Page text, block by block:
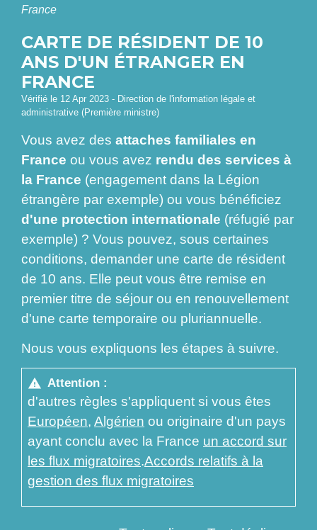
France
CARTE DE RÉSIDENT DE 10
ANS D'UN ÉTRANGER EN
FRANCE
Vérifié le 12 Apr 2023 - Direction de l'information légale et
administrative (Première ministre)
Vous avez des attaches familiales en
France ou vous avez rendu des services à
la France (engagement dans la Légion
étrangère par exemple) ou vous bénéficiez
d'une protection internationale (réfugié par
exemple) ? Vous pouvez, sous certaines
conditions, demander une carte de résident
de 10 ans. Elle peut vous être remise en
premier titre de séjour ou en renouvellement
d'une carte temporaire ou pluriannuelle.
Nous vous expliquons les étapes à suivre.
warning Attention :
d'autres règles s'appliquent si vous êtes
Européen, Algérien ou originaire d'un pays
ayant conclu avec la France un accord sur
les flux migratoires.Accords relatifs à la
gestion des flux migratoires